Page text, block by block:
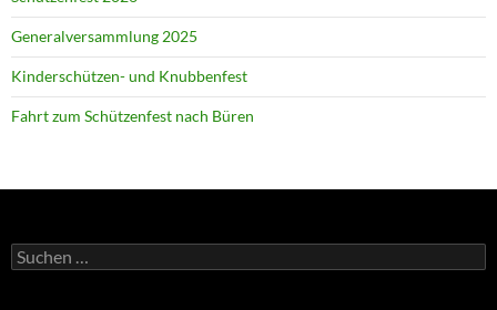
Generalversammlung 2025
Kinderschützen- und Knubbenfest
Fahrt zum Schützenfest nach Büren
Suchen
nach: